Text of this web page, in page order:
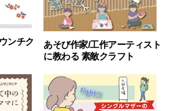
ンチク
あそび作家/工作アーティスト
に教わる 素敵クラフト